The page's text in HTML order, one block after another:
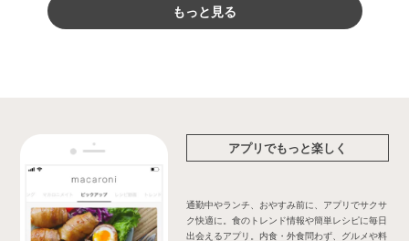
もっと見る
アプリでもっと楽しく
通勤中やランチ、おやすみ前に、アプリでサクサ
ク快適に。食のトレンド情報や簡単レシピに毎日
出会えるアプリ。内食・外食問わず、グルメや料